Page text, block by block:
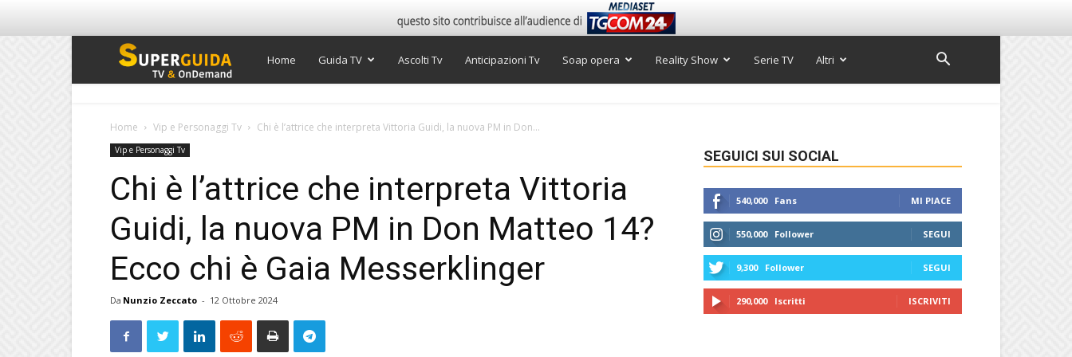
Super
Home Guida TV Ascolti Tv Anticipazioni Tv Soap opera Reality Show Serie TV Altri
Home Vip e Personaggi Tv Chi è l’attrice che interpreta Vittoria Guidi, la nuova PM in Don...
Vip e Personaggi Tv
Chi è l’attrice che interpreta Vittoria
Guidi, la nuova PM in Don Matteo 14?
Ecco chi è Gaia Messerklinger
Da Nunzio Zeccato - 12 Ottobre 2024
SEGUICI SUI SOCIAL
540,000 Fans MI PIACE
550,000 Follower SEGUI
9,300 Follower SEGUI
290,000 Iscritti ISCRIVITI